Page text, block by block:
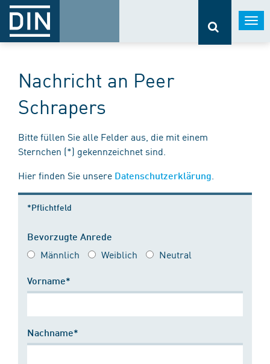
Nachricht an Peer
Schrapers
Bitte füllen Sie alle Felder aus, die mit einem
Sternchen (*) gekennzeichnet sind.
Hier finden Sie unsere Datenschutzerklärung
*Pflichtfeld
Bevorzugte Anrede
Männlich Weiblich Neutral
Vorname*
Nachname*